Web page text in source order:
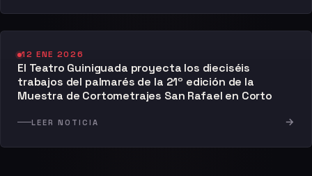
12 ENE 2026
El Teatro Guiniguada proyecta los dieciséis
trabajos del palmarés de la 21º edición de la
Muestra de Cortometrajes San Rafael en Corto
LEER NOTICIA →